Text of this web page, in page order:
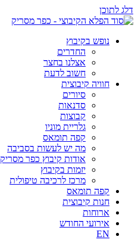
דלג לתוכן
נופש בקיבוץ
החדרים
אצלנו בחצר
חשוב לדעת
חוויה קיבוצית
סיורים
סדנאות
קבוצות
גלריית מוניו
קפה תומאס
מה יש לעשות בסביבה
אודות קיבוץ כפר מסריק
יזמות בקיבוץ
מרכז לרכיבה טיפולית
קפה תומאס
חנות קיבוצית
ארוחות
אירועי החודש
EN